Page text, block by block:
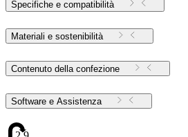
Specifiche e compatibilità
Materiali e sostenibilità
Contenuto della confezione
Software e Assistenza